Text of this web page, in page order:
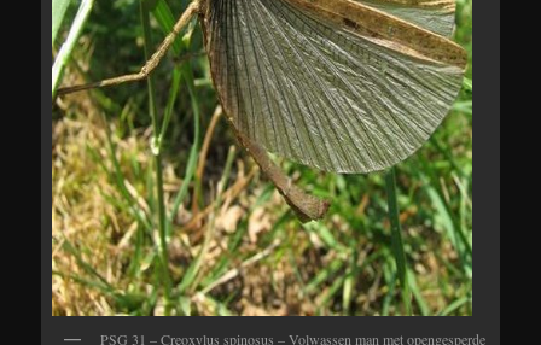
PSG 31 – Creoxylus spinosus – Volwassen man met opengesperde